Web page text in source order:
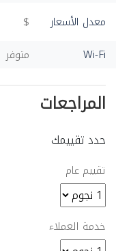
معدل الأسعار
$
Wi-Fi
متوفر
المراجعات
حدد تقييمك
تقييم عام
خدمة العملاء